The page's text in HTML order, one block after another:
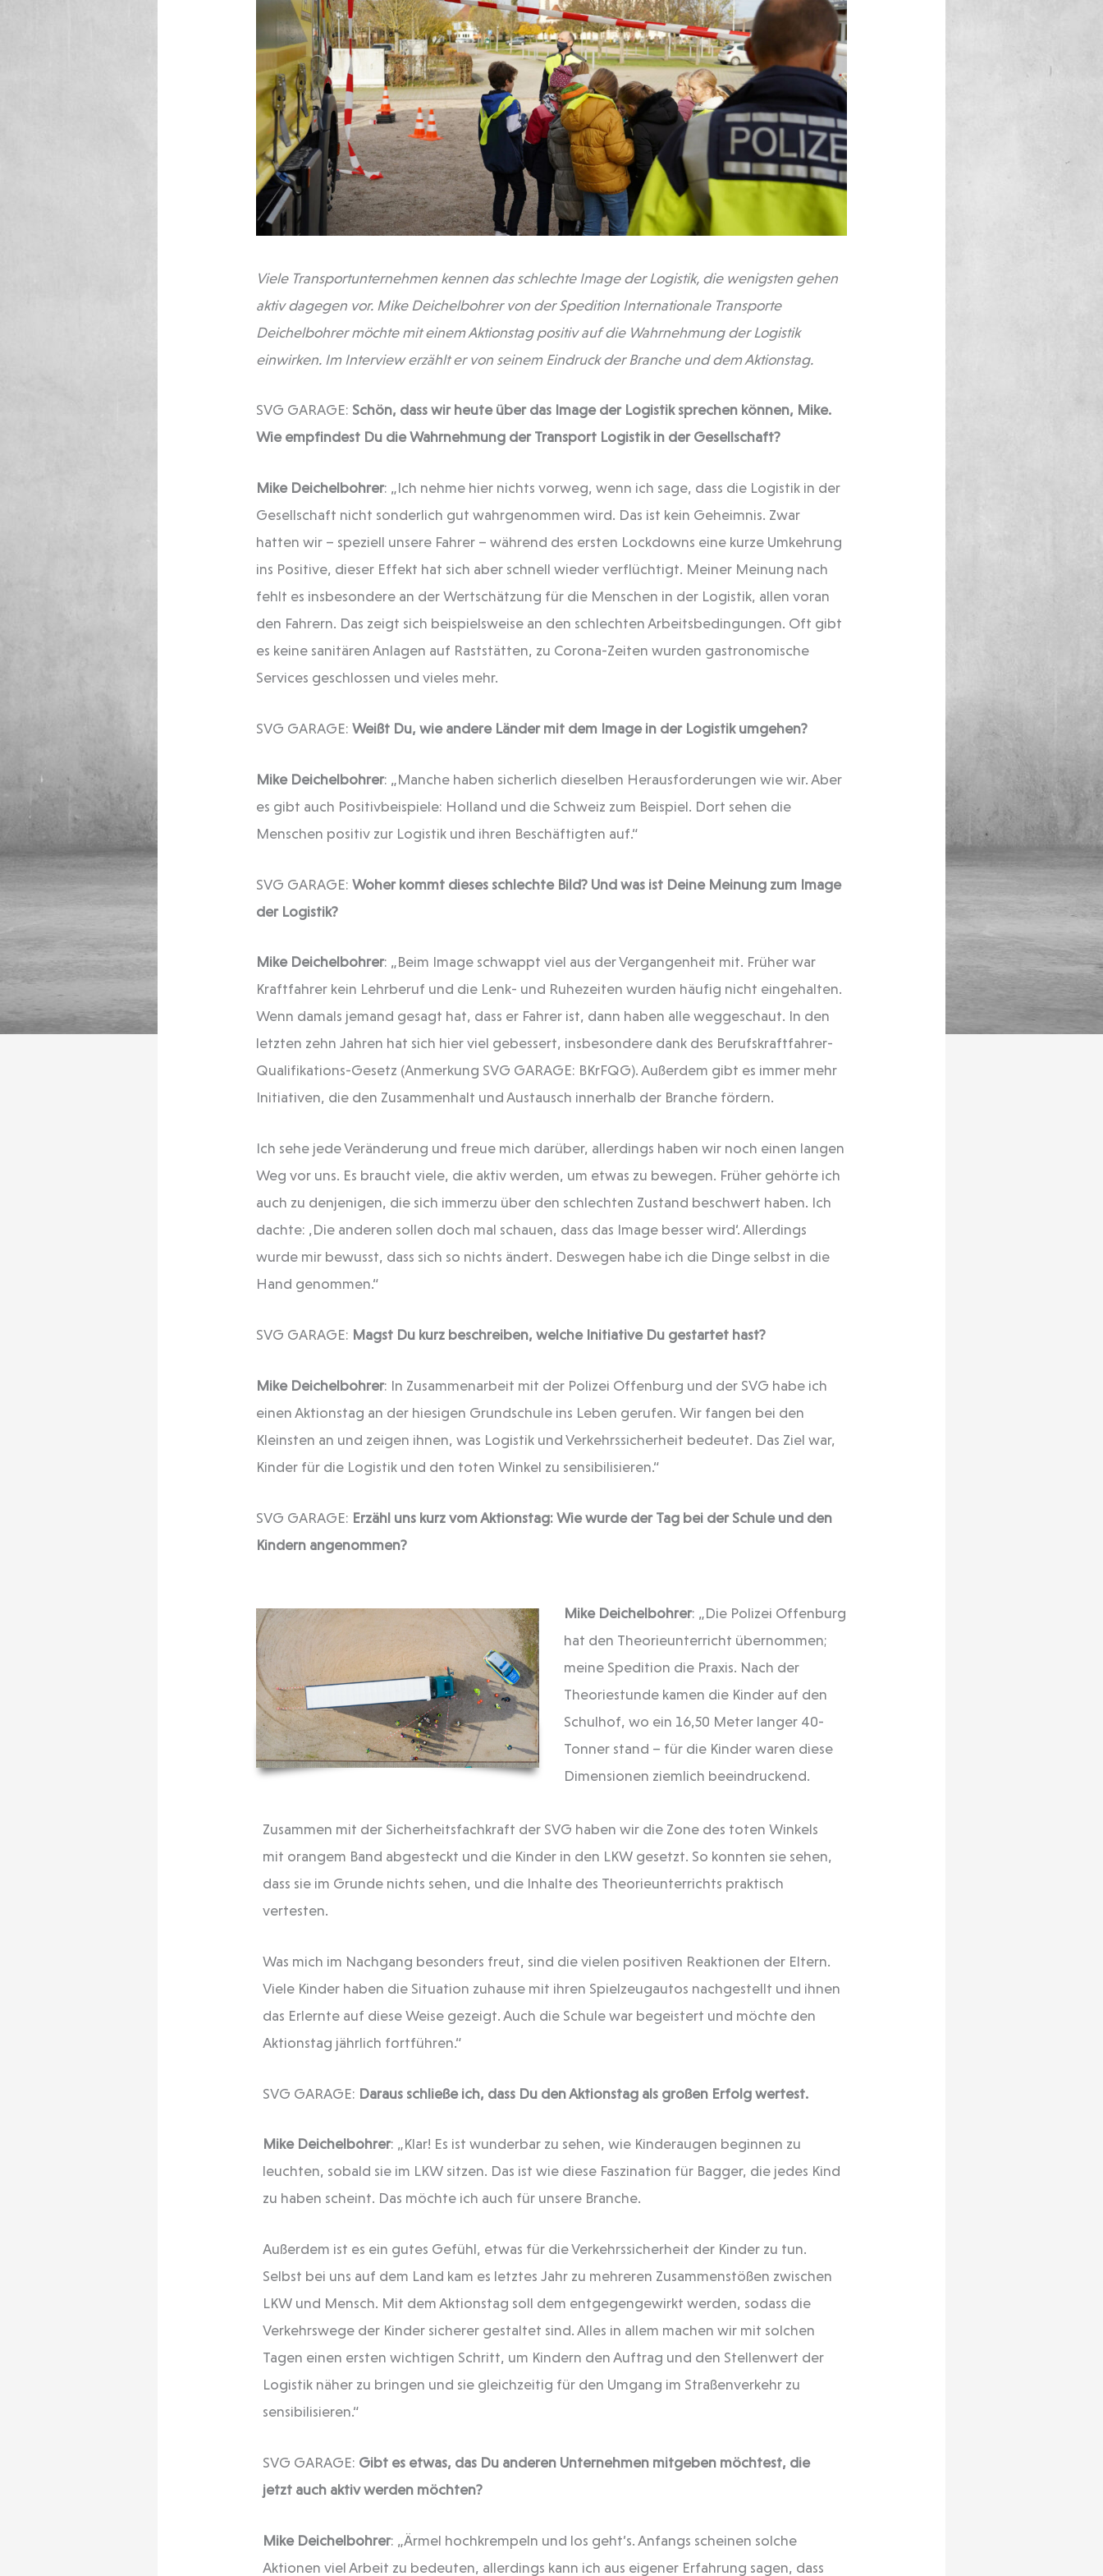
Viele Transportunternehmen kennen das schlechte Image der Logistik, die wenigsten gehen
aktiv dagegen vor. Mike Deichelbohrer von der Spedition Internationale Transporte
Deichelbohrer möchte mit einem Aktionstag positiv auf die Wahrnehmung der Logistik
einwirken. Im Interview erzählt er von seinem Eindruck der Branche und dem Aktionstag.
SVG GARAGE: Schön, dass wir heute über das Image der Logistik sprechen können, Mike.
Wie empfindest Du die Wahrnehmung der Transport Logistik in der Gesellschaft?
Mike Deichelbohrer: „Ich nehme hier nichts vorweg, wenn ich sage, dass die Logistik in der
Gesellschaft nicht sonderlich gut wahrgenommen wird. Das ist kein Geheimnis. Zwar
hatten wir – speziell unsere Fahrer – während des ersten Lockdowns eine kurze Umkehrung
ins Positive, dieser Effekt hat sich aber schnell wieder verflüchtigt. Meiner Meinung nach
fehlt es insbesondere an der Wertschätzung für die Menschen in der Logistik, allen voran
den Fahrern. Das zeigt sich beispielsweise an den schlechten Arbeitsbedingungen. Oft gibt
es keine sanitären Anlagen auf Raststätten, zu Corona-Zeiten wurden gastronomische
Services geschlossen und vieles mehr.
SVG GARAGE:Weißt Du, wie andere Länder mit dem Image in der Logistik umgehen?
Mike Deichelbohrer: „Manche haben sicherlich dieselben Herausforderungen wie wir. Aber
es gibt auch Positivbeispiele: Holland und die Schweiz zum Beispiel. Dort sehen die
Menschen positiv zur Logistik und ihren Beschäftigten auf.“
SVG GARAGE:Woher kommt dieses schlechte Bild? Und was ist Deine Meinung zum Image
der Logistik?
Mike Deichelbohrer: „Beim Image schwappt viel aus der Vergangenheit mit. Früher war
Kraftfahrer kein Lehrberuf und die Lenk- und Ruhezeiten wurden häufig nicht eingehalten.
Wenn damals jemand gesagt hat, dass er Fahrer ist, dann haben alle weggeschaut. In den
letzten zehn Jahren hat sich hier viel gebessert, insbesondere dank des Berufskraftfahrer-
Qualifikations-Gesetz (Anmerkung SVG GARAGE: BKrFQG). Außerdem gibt es immer mehr
Initiativen, die den Zusammenhalt und Austausch innerhalb der Branche fördern.
Ich sehe jede Veränderung und freue mich darüber, allerdings haben wir noch einen langen
Weg vor uns. Es braucht viele, die aktiv werden, um etwas zu bewegen. Früher gehörte ich
auch zu denjenigen, die sich immerzu über den schlechten Zustand beschwert haben. Ich
dachte: ‚Die anderen sollen doch mal schauen, dass das Image besser wird‘. Allerdings
wurde mir bewusst, dass sich so nichts ändert. Deswegen habe ich die Dinge selbst in die
Hand genommen.“
SVG GARAGE: Magst Du kurz beschreiben, welche Initiative Du gestartet hast?
Mike Deichelbohrer: In Zusammenarbeit mit der Polizei Offenburg und der SVG habe ich
einen Aktionstag an der hiesigen Grundschule ins Leben gerufen. Wir fangen bei den
Kleinsten an und zeigen ihnen, was Logistik und Verkehrssicherheit bedeutet. Das Ziel war,
Kinder für die Logistik und den toten Winkel zu sensibilisieren.“
SVG GARAGE: Erzähl uns kurz vom Aktionstag: Wie wurde der Tag bei der Schule und den
Kindern angenommen?
Mike Deichelbohrer: „Die Polizei Offenburg
hat den Theorieunterricht übernommen;
meine Spedition die Praxis. Nach der
Theoriestunde kamen die Kinder auf den
Schulhof, wo ein 16,50 Meter langer 40-
Tonner stand – für die Kinder waren diese
Dimensionen ziemlich beeindruckend.
Zusammen mit der Sicherheitsfachkraft der SVG haben wir die Zone des toten Winkels
mit orangem Band abgesteckt und die Kinder in den LKW gesetzt. So konnten sie sehen,
dass sie im Grunde nichts sehen, und die Inhalte des Theorieunterrichts praktisch
vertesten.
Was mich im Nachgang besonders freut, sind die vielen positiven Reaktionen der Eltern.
Viele Kinder haben die Situation zuhause mit ihren Spielzeugautos nachgestellt und ihnen
das Erlernte auf diese Weise gezeigt. Auch die Schule war begeistert und möchte den
Aktionstag jährlich fortführen.“
SVG GARAGE: Daraus schließe ich, dass Du den Aktionstag als großen Erfolg wertest.
Mike Deichelbohrer: „Klar! Es ist wunderbar zu sehen, wie Kinderaugen beginnen zu
leuchten, sobald sie im LKW sitzen. Das ist wie diese Faszination für Bagger, die jedes Kind
zu haben scheint. Das möchte ich auch für unsere Branche.
Außerdem ist es ein gutes Gefühl, etwas für die Verkehrssicherheit der Kinder zu tun.
Selbst bei uns auf dem Land kam es letztes Jahr zu mehreren Zusammenstößen zwischen
LKW und Mensch. Mit dem Aktionstag soll dem entgegengewirkt werden, sodass die
Verkehrswege der Kinder sicherer gestaltet sind. Alles in allem machen wir mit solchen
Tagen einen ersten wichtigen Schritt, um Kindern den Auftrag und den Stellenwert der
Logistik näher zu bringen und sie gleichzeitig für den Umgang im Straßenverkehr zu
sensibilisieren.“
SVG GARAGE: Gibt es etwas, das Du anderen Unternehmen mitgeben möchtest, die
jetzt auch aktiv werden möchten?
Mike Deichelbohrer: „Ärmel hochkrempeln und los geht’s. Anfangs scheinen solche
Aktionen viel Arbeit zu bedeuten, allerdings kann ich aus eigener Erfahrung sagen, dass